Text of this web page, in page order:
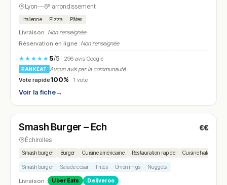
Lyon—6ᵉ arrondissement
Italienne Pizza Pâtes
Livraison :Non renseignée
Réservation en ligne :Non renseignée
★★★★★ 5/5· 296 avis Google
RANKEAT
Aucun avis par la communauté
Vote rapide100% · 1 vote
Voir la fiche→
N° 10
Smash Burger – Ech €€
Échirolles
Smash burger Burger Cuisine américaine Restauration rapide Cuisine halal
Smash burger Salade césar Frites Onion rings Nuggets
Livraison : Uber Eats Deliveroo